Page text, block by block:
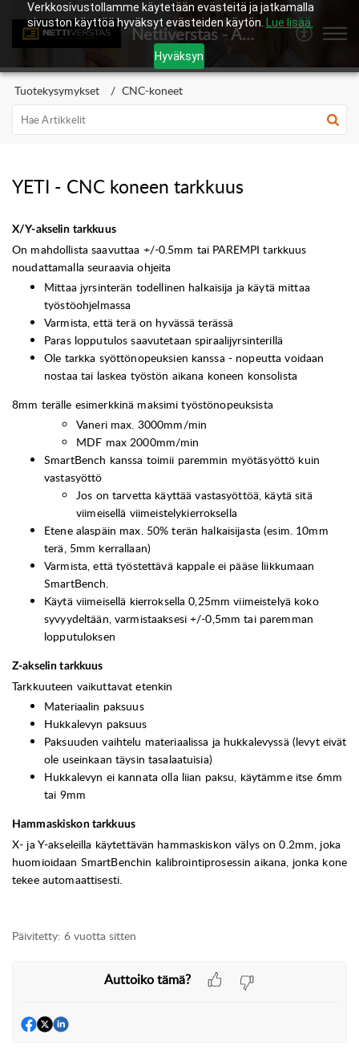
Verkkosivustollamme käytetään evästeitä ja jatkamalla
sivuston käyttöä hyväksyt evästeiden käytön.
Lue lisää.
Hyväksyn
Nettiverstas - Asiakaspalvelukeskus
Tuotekysymykset CNC-koneet
YETI - CNC koneen tarkkuus
X/Y-akselin tarkkuus
On mahdollista saavuttaa +/-0.5mm tai PAREMPI tarkkuus
noudattamalla seuraavia ohjeita
Mittaa jyrsinterän todellinen halkaisija ja käytä mittaa
työstöohjelmassa
Varmista, että terä on hyvässä terässä
Paras lopputulos saavutetaan spiraalijyrsinterillä
Ole tarkka syöttönopeuksien kanssa - nopeutta voidaan
nostaa tai laskea työstön aikana koneen konsolista
8mm terälle esimerkkinä maksimi työstönopeuksista
Vaneri max. 3000mm/min
MDF max 2000mm/min
SmartBench kanssa toimii paremmin myötäsyöttö kuin
vastasyöttö
Jos on tarvetta käyttää vastasyöttöä, käytä sitä
viimeisellä viimeistelykierroksella
Etene alaspäin max. 50% terän halkaisijasta (esim. 10mm
terä, 5mm kerrallaan)
Varmista, että työstettävä kappale ei pääse liikkumaan
SmartBench.
Käytä viimeisellä kierroksella 0,25mm viimeistelyä koko
syvyydeltään, varmistaaksesi +/-0,5mm tai paremman
lopputuloksen
Z-akselin tarkkuus
Tarkkuuteen vaikuttavat etenkin
Materiaalin paksuus
Hukkalevyn paksuus
Paksuuden vaihtelu materiaalissa ja hukkalevyssä (levyt eivät
ole useinkaan täysin tasalaatuisia)
Hukkalevyn ei kannata olla liian paksu, käytämme itse 6mm
tai 9mm
Hammaskiskon tarkkuus
X- ja Y-akseleilla käytettävän hammaskiskon välys on 0.2mm, joka
huomioidaan SmartBenchin kalibrointiprosessin aikana, jonka kone
tekee automaattisesti.
Päivitetty: 6 vuotta sitten
Auttoiko tämä?